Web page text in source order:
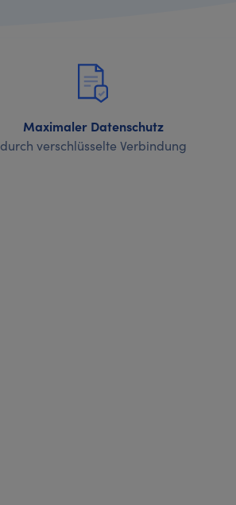
Maximaler Datenschutz
durch verschlüsselte Verbindung